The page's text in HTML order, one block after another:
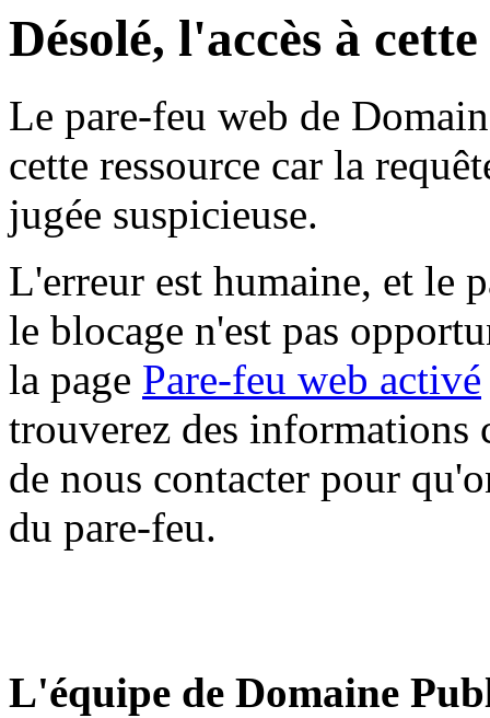
Désolé, l'accès à
Le pare-feu web de
cette ressource car la
jugée suspicieuse.
L'erreur est humaine, et le
le blocage n'est pas
la page Pare-feu web activé
trouverez des informations
de nous contacter pour
du pare-feu.
L'équipe de Domaine